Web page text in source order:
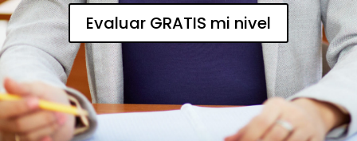
Evaluar GRATIS mi nivel